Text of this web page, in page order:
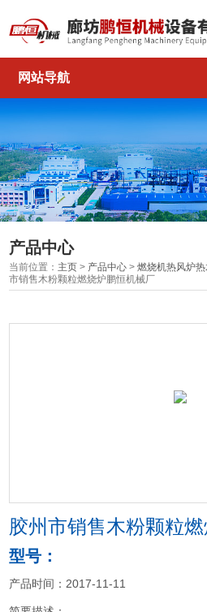
网站导航
产品中心
当前位置： 主页 > 产品中心 >燃烧机热风炉
市销售木粉颗粒燃烧炉鹏恒机械厂
胶州市销售木粉颗粒
型号：
产品时间：2017-11-11